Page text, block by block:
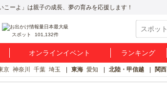
ーよ」は親子の成長、夢の育みを応援します！
スポット 101,132件
オンラインイベント ランキング
京 神奈川 千葉 埼玉 東海 愛知 北陸・甲信越 関西